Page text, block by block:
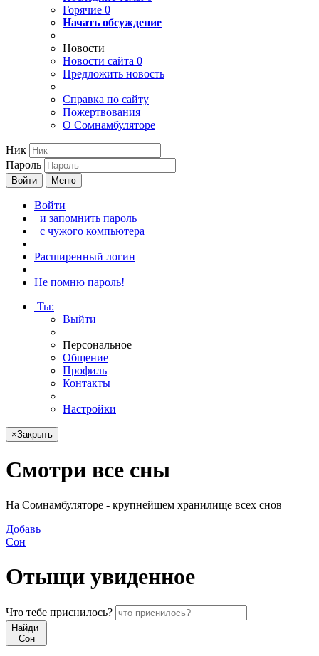
Горячие 0
Начать обсуждение
Новости
Новости сайта 0
Предложить новость
Справка по сайту
Пожертвования
О Сомнамбуляторе
Ник
Пароль
Войти Меню
Войти
и запомнить пароль
с чужого компьютера
Расширенный логин
Не помню пароль!
Ты:
Выйти
Персональное
Общение
Профиль
Контакты
Настройки
×Закрыть
Смотри все сны
На Сомнамбуляторе - крупнейшем хранилище всех снов
Добавь
Сон
Отыщи увиденное
Что тебе приснилось?
Найди
Сон